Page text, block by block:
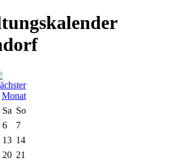
Sa So
6
7
13 14
20 21